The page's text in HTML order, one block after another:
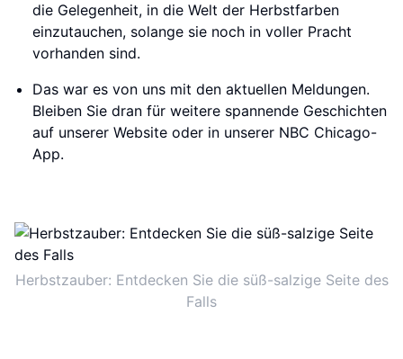
die Gelegenheit, in die Welt der Herbstfarben
einzutauchen, solange sie noch in voller Pracht
vorhanden sind.
Das war es von uns mit den aktuellen Meldungen.
Bleiben Sie dran für weitere spannende Geschichten
auf unserer Website oder in unserer NBC Chicago-
App.
Herbstzauber: Entdecken Sie die süß-salzige Seite des
Falls